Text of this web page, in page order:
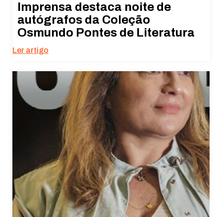
Imprensa destaca noite de
autógrafos da Coleção
Osmundo Pontes de Literatura
Ler artigo
Necessário
Esses cookies
não são
opcionais. São
necessários
para o
funcionamento
do site.